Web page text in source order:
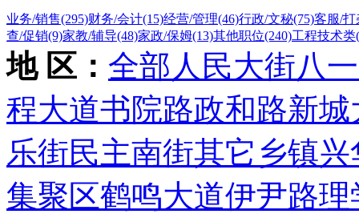
业务/销售(295)财务/会计(15)经营/管理(46)行政/文秘(75)客服/打
查/促销(9)家教/辅导(48)家政/保姆(13)其他职位(240)工程技术类
地 区： 全部 人民大街八
程大道书院路政和路新城
乐街民主南街其它乡镇兴
集聚区鹤鸣大道伊尹路理